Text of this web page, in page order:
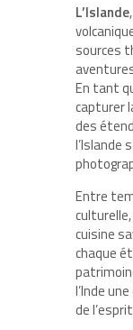
L’Islande
sources
En tant
capturer
des
l’Islande
Entre
cuisine
chaque
l’Inde
de